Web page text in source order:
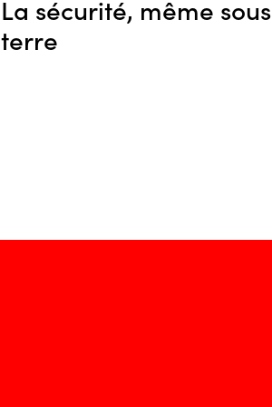
La sécurité, même sous
terre